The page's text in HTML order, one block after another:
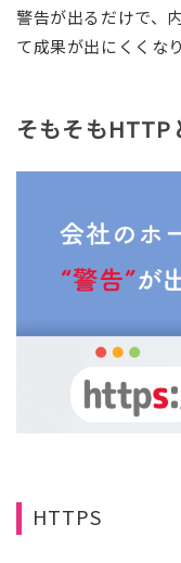
警告が出るだけで、
て成果が出にくくな
そもそもHTTP
HTTPS